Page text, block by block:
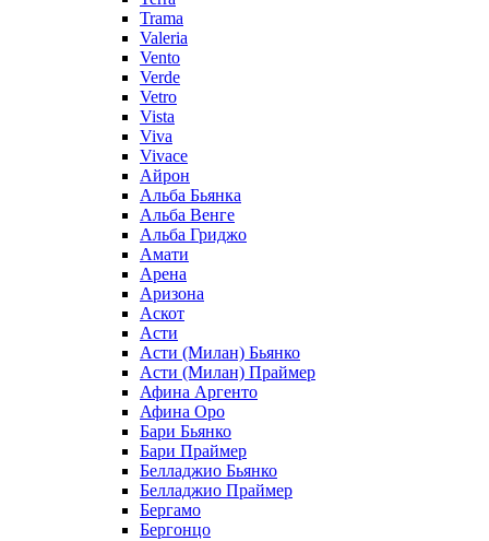
Trama
Valeria
Vento
Verde
Vetro
Vista
Viva
Vivace
Айрон
Альба Бьянка
Альба Венге
Альба Гриджо
Амати
Арена
Аризона
Аскот
Асти
Асти (Милан) Бьянко
Асти (Милан) Праймер
Афина Аргенто
Афина Оро
Бари Бьянко
Бари Праймер
Белладжио Бьянко
Белладжио Праймер
Бергамо
Бергонцо